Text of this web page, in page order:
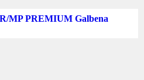
MP PREMIUM Galbena